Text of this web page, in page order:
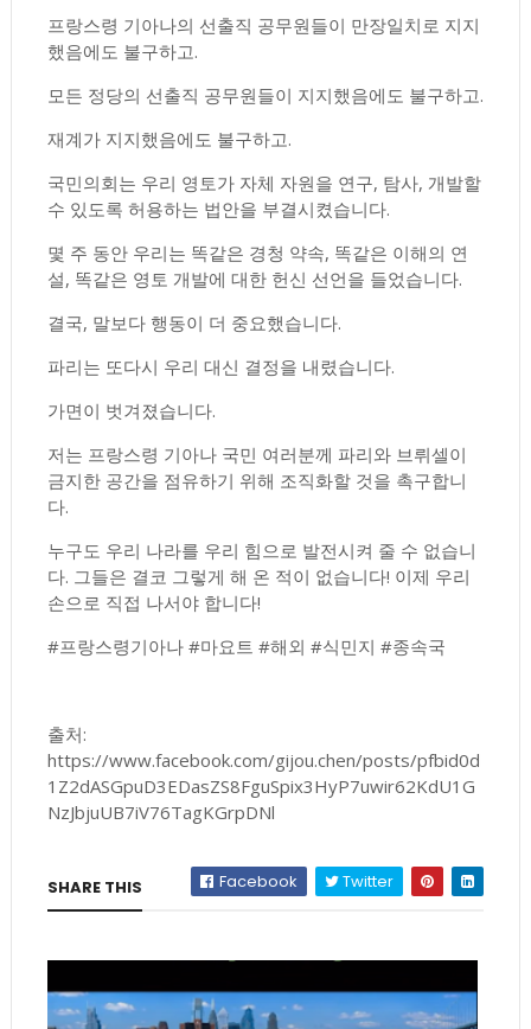
프랑스령 기아나의 선출직 공무원들이 만장일치로 지지
했음에도 불구하고.
모든 정당의 선출직 공무원들이 지지했음에도 불구하고.
재계가 지지했음에도 불구하고.
국민의회는 우리 영토가 자체 자원을 연구, 탐사, 개발할
수 있도록 허용하는 법안을 부결시켰습니다.
몇 주 동안 우리는 똑같은 경청 약속, 똑같은 이해의 연
설, 똑같은 영토 개발에 대한 헌신 선언을 들었습니다.
결국, 말보다 행동이 더 중요했습니다.
파리는 또다시 우리 대신 결정을 내렸습니다.
가면이 벗겨졌습니다.
저는 프랑스령 기아나 국민 여러분께 파리와 브뤼셀이
금지한 공간을 점유하기 위해 조직화할 것을 촉구합니
다.
누구도 우리 나라를 우리 힘으로 발전시켜 줄 수 없습니
다. 그들은 결코 그렇게 해 온 적이 없습니다! 이제 우리
손으로 직접 나서야 합니다!
#프랑스령기아나 #마요트 #해외 #식민지 #종속국
출처:
https://www.facebook.com/gijou.chen/posts/pfbid0d
1Z2dASGpuD3EDasZS8FguSpix3HyP7uwir62KdU1G
NzJbjuUB7iV76TagKGrpDNl
SHARE THIS Facebook Twitter